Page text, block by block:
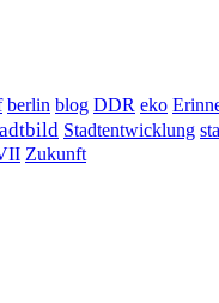
berlin blog DDR eko
Stadtentwicklung
Zukunft